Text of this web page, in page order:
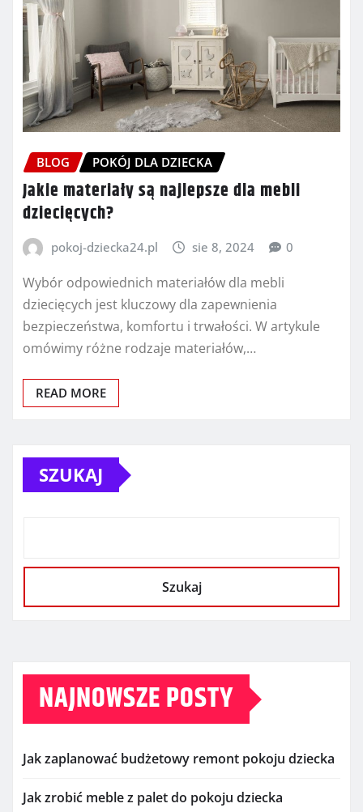
BLOG POKÓJ DLA DZIECKA
Jakie materiały są najlepsze dla mebli
dziecięcych?
pokoj-dziecka24.pl sie 8, 2024 0
Wybór odpowiednich materiałów dla mebli
dziecięcych jest kluczowy dla zapewnienia
bezpieczeństwa, komfortu i trwałości. W artykule
omówimy różne rodzaje materiałów,…
READ MORE
SZUKAJ
Szukaj
NAJNOWSZE POSTY
Jak zaplanować budżetowy remont pokoju dziecka
Jak zrobić meble z palet do pokoju dziecka